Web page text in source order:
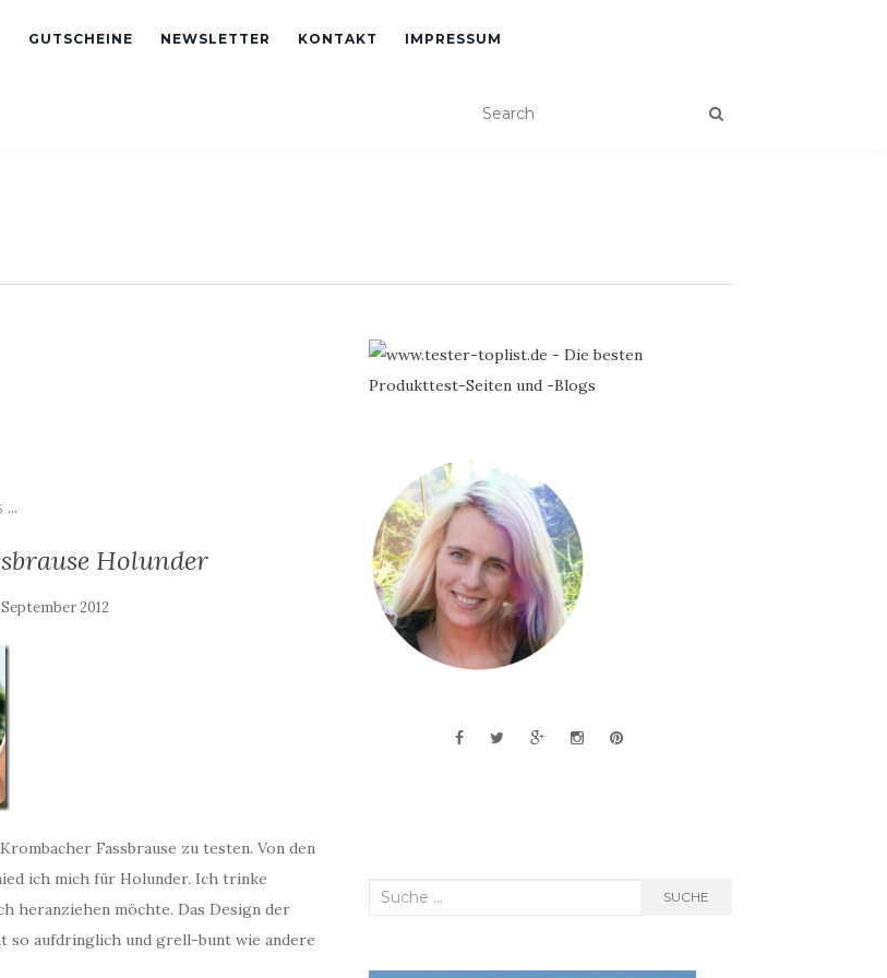
GUTSCHEINE NEWSLETTER KONTAKT IMPRESSUM
...
Holunder
2012
Fassbrause zu testen. Von den
ich mich für Holunder. Ich trinke
heranziehen möchte. Das Design der
so aufdringlich und grell-bunt wie andere
Suche
SUCHE